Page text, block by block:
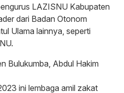
LAZISNU Kabupaten
dari Badan Otonom
Ulama lainnya, seperti
Bulukumba, Abdul Hakim
ini lembaga amil zakat